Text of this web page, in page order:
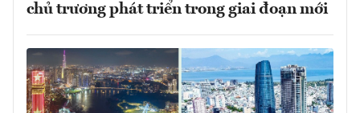
chủ trương phát triển trong giai đoạn mới